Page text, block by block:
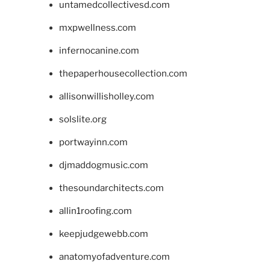
untamedcollectivesd.com
mxpwellness.com
infernocanine.com
thepaperhousecollection.com
allisonwillisholley.com
solslite.org
portwayinn.com
djmaddogmusic.com
thesoundarchitects.com
allin1roofing.com
keepjudgewebb.com
anatomyofadventure.com